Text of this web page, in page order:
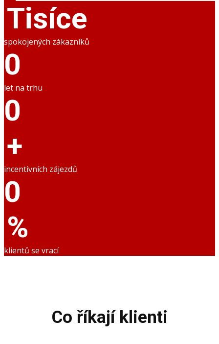
Tisíce
spokojených zákazníků
0
let na trhu
0
+
incentivních zájezdů
0
%
klientů se vrací
Co říkají klienti